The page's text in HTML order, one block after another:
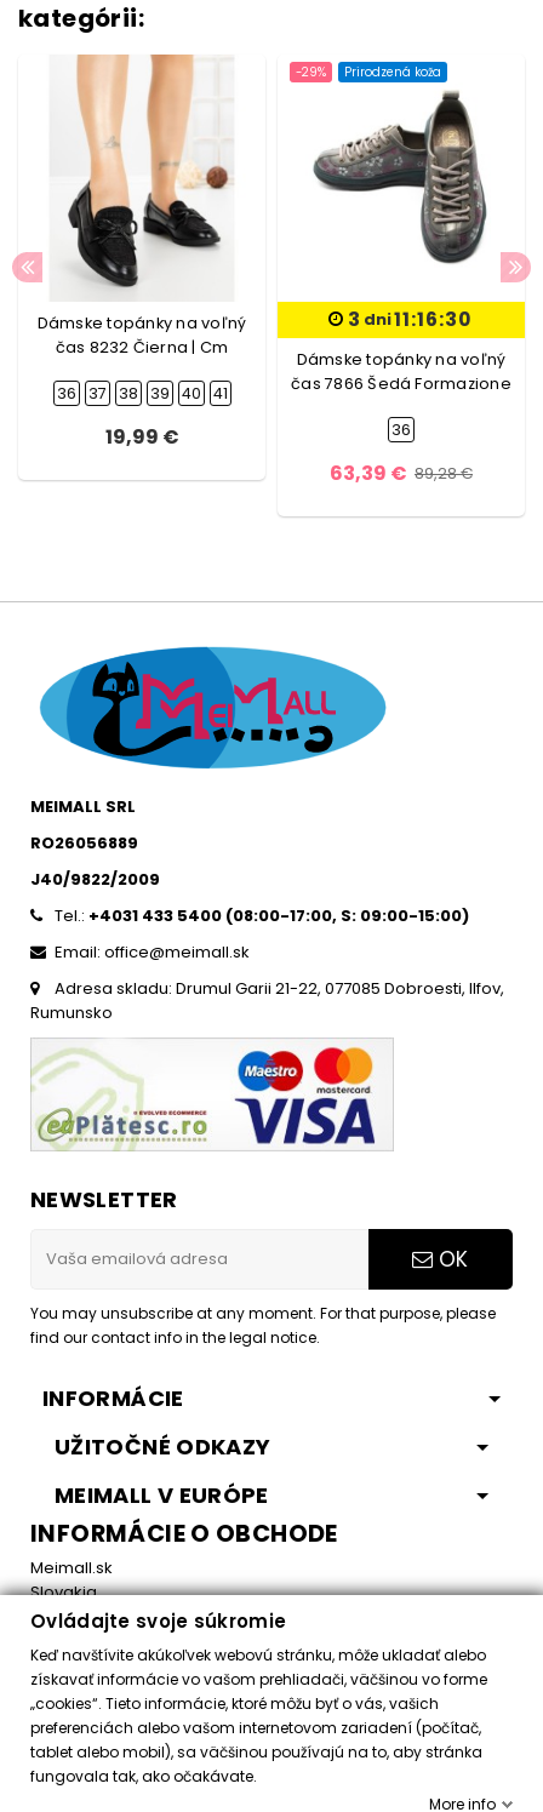
kategórii:
Dámske topánky na voľný
čas 8232 Čierna | Cm
36 37 38 39 40 41
19,99 €
-29% Prirodzená koža
3 dni11:16:30
Dámske topánky na voľný
čas 7866 Šedá Formazione
36
63,39 € 89,28 €
MEIMALL SRL
RO26056889
J40/9822/2009
Tel.: +4031 433 5400 (08:00-17:00, S: 09:00-15:00)
Email: office@meimall.sk
Adresa skladu: Drumul Garii 21-22, 077085 Dobroesti, Ilfov,
Rumunsko
NEWSLETTER
OK
You may unsubscribe at any moment. For that purpose, please
find our contact info in the legal notice.
INFORMÁCIE
UŽITOČNÉ ODKAZY
MEIMALL V EURÓPE
INFORMÁCIE O OBCHODE
Meimall.sk
Slovakia
Email:office@meimall.sk
Control your Privacy
Všetky práva vyhradené ©
Ovládajte svoje súkromie
Keď navštívite akúkoľvek webovú stránku, môže ukladať alebo
získavať informácie vo vašom prehliadači, väčšinou vo forme
„cookies“. Tieto informácie, ktoré môžu byť o vás, vašich
preferenciách alebo vašom internetovom zariadení (počítač,
tablet alebo mobil), sa väčšinou používajú na to, aby stránka
fungovala tak, ako očakávate.
More info